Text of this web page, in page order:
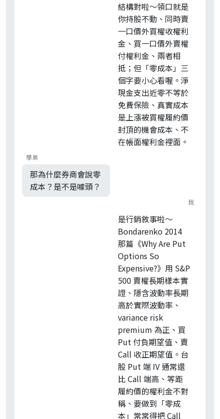
結構對啦～領口就是
你持股不動、同時賣
一口價外買權收權利
金、買一口價外賣權
付權利金、兩者相
抵；但「零成本」三
個字要小心看喔。淨
現金支出近零不等於
免費保險、真實成本
是上漲被買權履約價
封頂的機會成本、不
在帳面權利金裡面。
學弟
那為什麼券商會說零
成本？是不是噱頭？
我
是行銷敘事啦～
Bondarenko 2014
那篇《Why Are Put
Options So
Expensive?》用 S&P
500 賣權長期樣本實
證、隱含波動率長期
高於實際波動率、
variance risk
premium 為正、買
Put 付負期望值、賣
Call 收正期望值。台
股 Put 端 IV 通常還
比 Call 端高、等距
履約價的權利金不對
稱、要做到「零成
本」常常得把 Call